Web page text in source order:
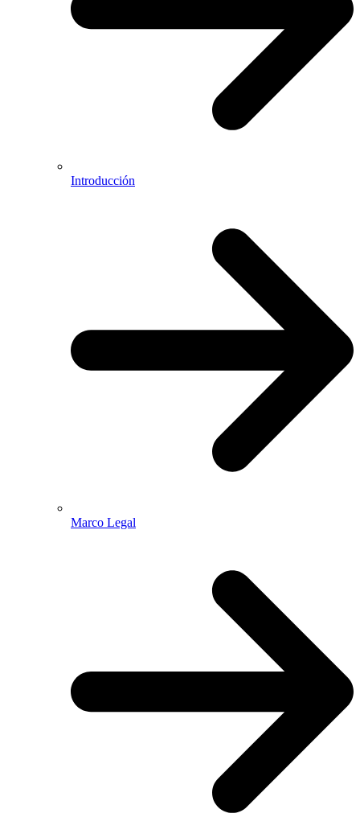
Introducción
Marco Legal